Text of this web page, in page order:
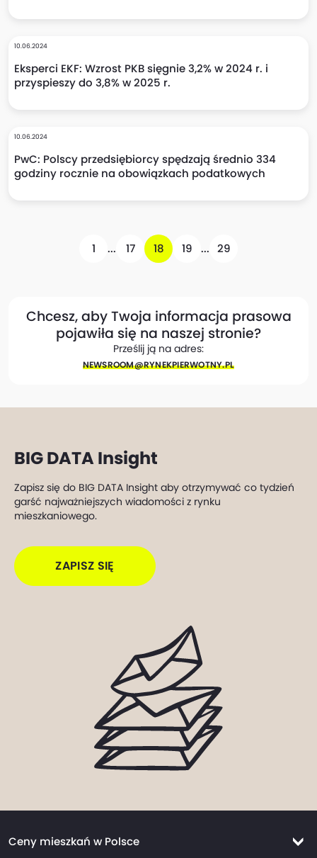
10.06.2024
Eksperci EKF: Wzrost PKB sięgnie 3,2% w 2024 r. i
przyspieszy do 3,8% w 2025 r.
10.06.2024
PwC: Polscy przedsiębiorcy spędzają średnio 334
godziny rocznie na obowiązkach podatkowych
1 ... 17 18 19 ... 29
Chcesz, aby Twoja informacja prasowa
pojawiła się na naszej stronie?
Prześlij ją na adres:
NEWSROOM@​RYNEKPIERWOTNY.PL
BIG DATA Insight
Zapisz się do BIG DATA Insight aby otrzymywać co tydzień
garść najważniejszych wiadomości z rynku
mieszkaniowego.
ZAPISZ SIĘ
Ceny mieszkań w Polsce